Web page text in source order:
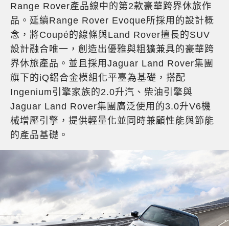
Range Rover產品線中的第2款豪華跨界休旅作
品。延續Range Rover Evoque所採用的設計概
念，將Coupé的線條與Land Rover擅長的SUV
設計融合唯一，創造出優雅與粗獷兼具的豪華跨
界休旅產品。並且採用Jaguar Land Rover集團
旗下的iQ鋁合金模組化平臺為基礎，搭配
Ingenium引擎家族的2.0升汽、柴油引擎與
Jaguar Land Rover集團廣泛使用的3.0升V6機
械增壓引擎，提供輕量化並同時兼顧性能與節能
的產品基礎。